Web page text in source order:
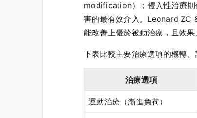
modification）；侵入性治療則
害的最有效介入。Leonard ZC
能改善上優於被動治療，且效果
下表比較主要治療選項的機轉、
治療選項
運動治療（漸進負荷）